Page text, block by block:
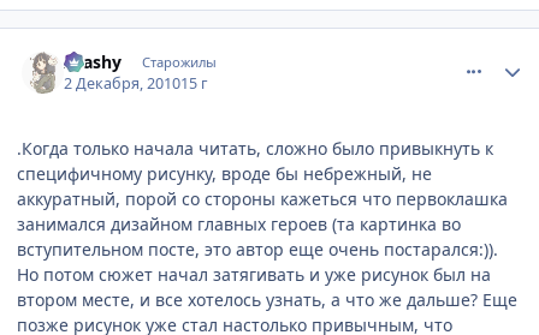
Arashy Старожилы
2 Декабря, 201015 г
.Когда только начала читать, сложно было привыкнуть к
специфичному рисунку, вроде бы небрежный, не
аккуратный, порой со стороны кажеться что первоклашка
занимался дизайном главных героев (та картинка во
вступительном посте, это автор еще очень постарался:)).
Но потом сюжет начал затягивать и уже рисунок был на
втором месте, и все хотелось узнать, а что же дальше? Еще
позже рисунок уже стал настолько привычным, что